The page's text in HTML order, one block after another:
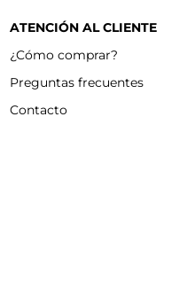
ATENCIÓN AL CLIENTE
¿Cómo comprar?
Preguntas frecuentes
Contacto